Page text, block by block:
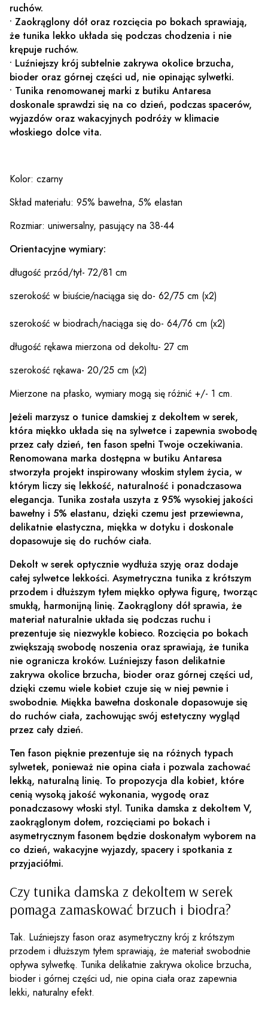
ruchów.
• Zaokrąglony dół oraz rozcięcia po bokach sprawiają,
że tunika lekko układa się podczas chodzenia i nie
krępuje ruchów.
• Luźniejszy krój subtelnie zakrywa okolice brzucha,
bioder oraz górnej części ud, nie opinając sylwetki.
• Tunika renomowanej marki z butiku Antaresa
doskonale sprawdzi się na co dzień, podczas spacerów,
wyjazdów oraz wakacyjnych podróży w klimacie
włoskiego dolce vita.
Kolor: czarny
Skład materiału: 95% bawełna, 5% elastan
Rozmiar: uniwersalny, pasujący na 38-44
Orientacyjne wymiary:
długość przód/tył- 72/81 cm
szerokość w biuście/naciąga się do- 62/75 cm (x2)
szerokość w biodrach/naciąga się do- 64/76 cm (x2)
długość rękawa mierzona od dekoltu- 27 cm
szerokość rękawa- 20/25 cm (x2)
Mierzone na płasko, wymiary mogą się różnić +/- 1 cm.
Jeżeli marzysz o tunice damskiej z dekoltem w serek,
która miękko układa się na sylwetce i zapewnia swobodę
przez cały dzień, ten fason spełni Twoje oczekiwania.
Renomowana marka dostępna w butiku Antaresa
stworzyła projekt inspirowany włoskim stylem życia, w
którym liczy się lekkość, naturalność i ponadczasowa
elegancja. Tunika została uszyta z 95% wysokiej jakości
bawełny i 5% elastanu, dzięki czemu jest przewiewna,
delikatnie elastyczna, miękka w dotyku i doskonale
dopasowuje się do ruchów ciała.
Dekolt w serek optycznie wydłuża szyję oraz dodaje
całej sylwetce lekkości. Asymetryczna tunika z krótszym
przodem i dłuższym tyłem miękko opływa figurę, tworząc
smukłą, harmonijną linię. Zaokrąglony dółsprawia, że
materiał naturalnie układa się podczas ruchu i
prezentuje się niezwykle kobieco. Rozcięcia po bokach
zwiększają swobodę noszenia oraz sprawiają, że tunika
nie ogranicza kroków. Luźniejszy fason delikatnie
zakrywa okolice brzucha, bioder oraz górnej części ud,
dzięki czemu wiele kobiet czuje się w niej pewnie i
swobodnie. Miękka bawełna doskonale dopasowuje się
do ruchów ciała, zachowując swój estetyczny wygląd
przez cały dzień.
Ten fason pięknie prezentuje się na różnych typach
sylwetek, ponieważ nie opina ciała i pozwala zachować
lekką, naturalną linię. To propozycja dla kobiet, które
cenią wysoką jakość wykonania, wygodę oraz
ponadczasowy włoski styl. Tunika damska z dekoltem V,
zaokrąglonym dołem, rozcięciami po bokach i
asymetrycznym fasonem będzie doskonałym wyborem na
co dzień, wakacyjne wyjazdy, spacery i spotkania z
przyjaciółmi.
Czy tunika damska z dekoltem w serek
pomaga zamaskować brzuch i biodra?
Tak. Luźniejszy fason oraz asymetryczny krój z krótszym
przodem i dłuższym tyłem sprawiają, że materiał swobodnie
opływa sylwetkę. Tunika delikatnie zakrywa okolice brzucha,
bioder i górnej części ud, nie opina ciała oraz zapewnia
lekki, naturalny efekt.